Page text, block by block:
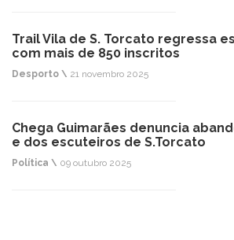
Trail Vila de S. Torcato regressa
com mais de 850 inscritos
Desporto \ 21 novembro 2025
Chega Guimarães denuncia
e dos escuteiros de S.Torcato
Política \ 09 outubro 2025